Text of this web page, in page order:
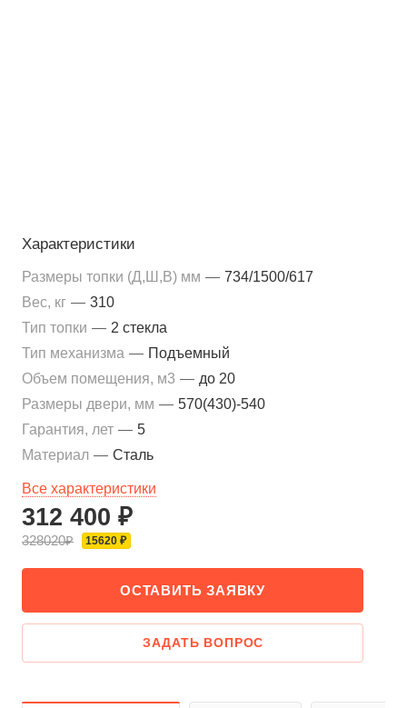
Характеристики
Размеры топки (Д,Ш,В) мм — 734/1500/617
Вес, кг — 310
Тип топки — 2 стекла
Тип механизма — Подъемный
Объем помещения, м3 — до 20
Размеры двери, мм — 570(430)-540
Гарантия, лет — 5
Материал — Сталь
Все характеристики
312 400 ₽
328020₽ 15620 ₽
ОСТАВИТЬ ЗАЯВКУ
ЗАДАТЬ ВОПРОС